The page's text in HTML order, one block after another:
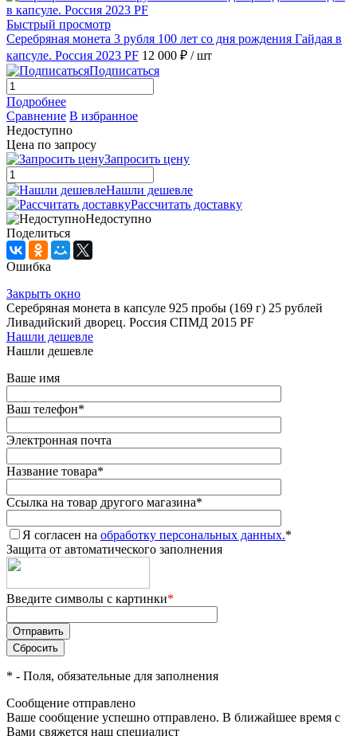
Быстрый просмотр
Серебряная монета 3 рубля 100 лет со дня рождения Гайдая в
капсуле. Россия 2023 PF 12 000 ₽ / шт
Подписаться
Подробнее
Сравнение В избранное
Недоступно
Цена по запросу
Запросить цену
Нашли дешевле
Рассчитать доставку
Недоступно
Поделиться
Ошибка
Закрыть окно
Серебряная монета в капсуле 925 пробы (169 г) 25 рублей
Ливадийский дворец. Россия СПМД 2015 PF
Нашли дешевле
Нашли дешевле
Ваше имя
Ваш телефон*
Электронная почта
Название товара*
Ссылка на товар другого магазина*
Я согласен на обработку персональных данных.*
Защита от автоматического заполнения
Введите символы с картинки*
* - Поля, обязательные для заполнения
Сообщение отправлено
Ваше сообщение успешно отправлено. В ближайшее время с
Вами свяжется наш специалист